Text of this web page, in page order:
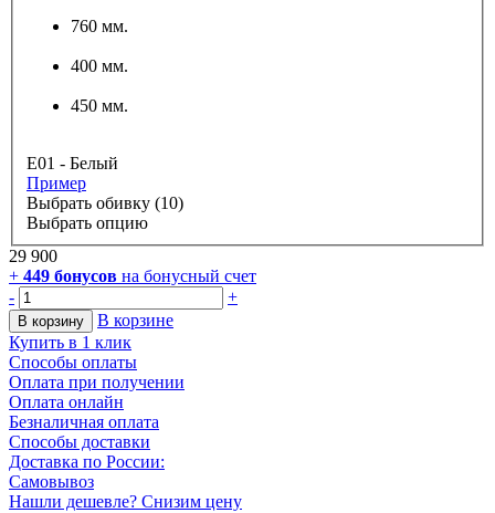
760 мм.
400 мм.
450 мм.
E01 - Белый
Пример
Выбрать обивку (10)
Выбрать опцию
29 900
+ 449 бонусов на бонусный счет
-
+
В корзину
В корзине
Купить в 1 клик
Способы оплаты
Оплата при получении
Оплата онлайн
Безналичная оплата
Способы доставки
Доставка по России:
Самовывоз
Нашли дешевле? Снизим цену